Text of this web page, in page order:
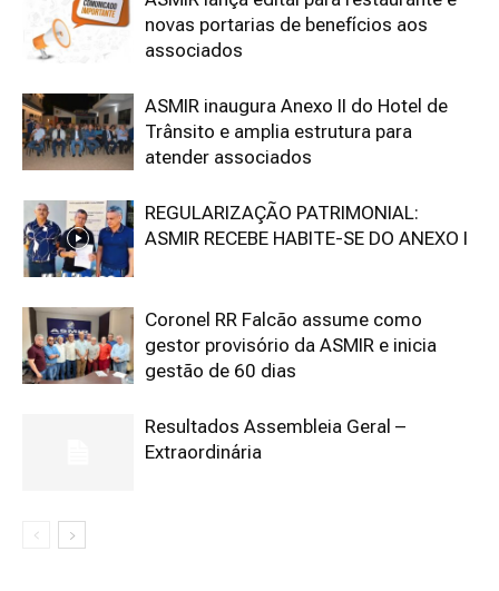
novas portarias de benefícios aos
associados
ASMIR inaugura Anexo II do Hotel de
Trânsito e amplia estrutura para
atender associados
REGULARIZAÇÃO PATRIMONIAL:
ASMIR RECEBE HABITE-SE DO ANEXO I
Coronel RR Falcão assume como
gestor provisório da ASMIR e inicia
gestão de 60 dias
Resultados Assembleia Geral –
Extraordinária